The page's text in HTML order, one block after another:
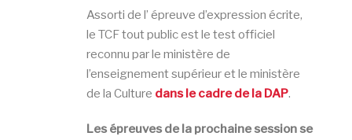
Assorti de l’ épreuve d’expression écrite,
le TCF tout public est le test officiel
reconnu par le ministère de
l’enseignement supérieur et le ministère
de la Culture dans le cadre de la DAP.
Les épreuves de la prochaine session se